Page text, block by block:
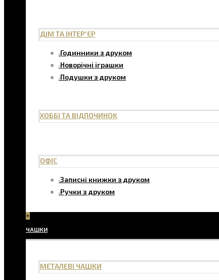
ДІМ ТА ІНТЕР'ЄР
Годинники з друком
Новорічні іграшки
Подушки з друком
ХОББІ ТА ВІДПОЧИНОК
ОФІС
Записні книжки з друком
Ручки з друком
+
ЧАШКИ
МЕТАЛЕВІ ЧАШКИ